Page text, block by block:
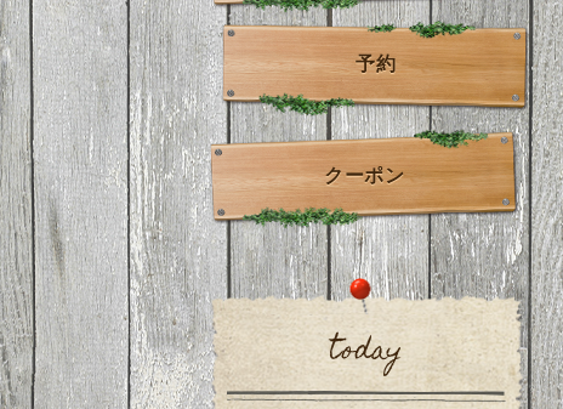
予約
クーポン
today